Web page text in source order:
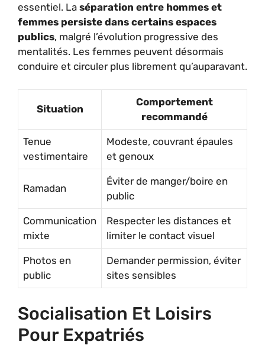
essentiel. La séparation entre hommes et
femmes persiste dans certains espaces
publics, malgré l’évolution progressive des
mentalités. Les femmes peuvent désormais
conduire et circuler plus librement qu’auparavant.
Situation
Comportement
recommandé
Tenue
vestimentaire
Modeste, couvrant épaules
et genoux
Ramadan
Éviter de manger/boire en
public
Communication
mixte
Respecter les distances et
limiter le contact visuel
Photos en
public
Demander permission, éviter
sites sensibles
Socialisation Et Loisirs
Pour Expatriés